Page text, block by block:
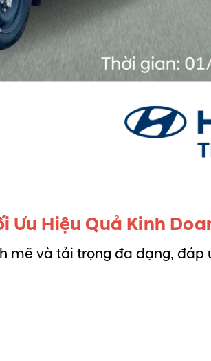
Ưu Hiệu Quả Kinh
mẽ và tải trọng đa dạng, đáp